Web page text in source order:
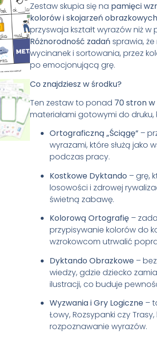
Zestaw skupia się na pamięci
kolorów i skojarzeń
przyswaja kształt wyrazów niż
Różnorodność zadań sprawia,
wycinanek i sortowania, przez
po emocjonującą grę.
Co znajdziesz w środku?
Ten zestaw to ponad 70stron w
materiałami gotowymi do druku,
Ortograficzną „Ściągę”–
wyrazami, które służą jako
podczas pracy.
Kostkowe Dyktando – grę,
losowości i zdrowej
świetną zabawę.
Kolorową Ortografię–
przypisywanie kolorów do
wzrokowcom utrwalić
Dyktando Obrazkowe–
wiedzy, gdzie dziecko
ilustracji, co buduje
Wyzwania i Gry Logiczne–
Łowy, Rozsypanki czy
rozpoznawanie wyrazów.